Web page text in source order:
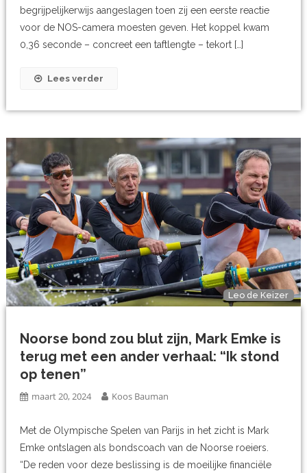
begrijpelijkerwijs aangeslagen toen zij een eerste reactie
voor de NOS-camera moesten geven. Het koppel kwam
0,36 seconde – concreet een taftlengte – tekort […]
Lees verder
Leo de Keizer
Noorse bond zou blut zijn, Mark Emke is
terug met een ander verhaal: “Ik stond
op tenen”
maart 20, 2024 Koos Bauman
Met de Olympische Spelen van Parijs in het zicht is Mark
Emke ontslagen als bondscoach van de Noorse roeiers.
“De reden voor deze beslissing is de moeilijke financiële